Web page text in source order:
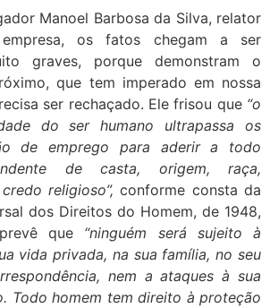
Manoel Barbosa da Silva, relator
os fatos chegam a ser
graves, porque demonstram o
que tem imperado em nossa
ser rechaçado. Ele frisou que “o
do ser humano ultrapassa os
de emprego para aderir a todo
de casta, origem, raça,
religioso”,conforme consta da
dos Direitos do Homem, de 1948,
que “ninguém será sujeito à
vida privada, na sua família, no seu
nem a ataques à sua
Todo homem tem direito à proteção